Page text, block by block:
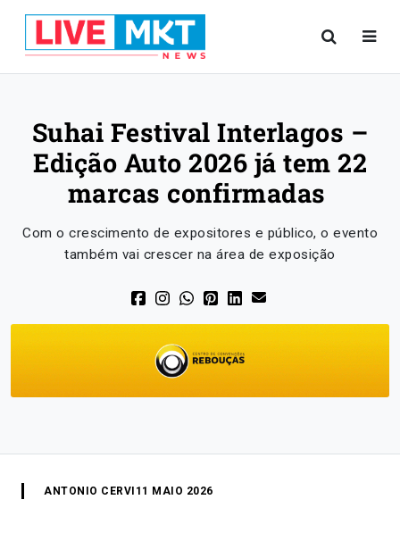
Suhai Festival Interlagos –
Edição Auto 2026 já tem 22
marcas confirmadas
Com o crescimento de expositores e público, o evento
também vai crescer na área de exposição
ANTONIO CERVI 11 MAIO 2026